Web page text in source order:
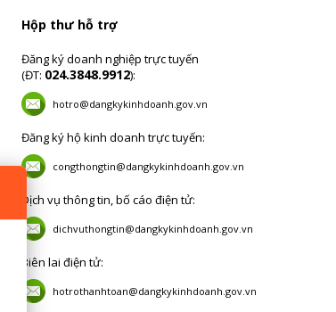
Hộp thư hỗ trợ
Đăng ký doanh nghiệp trực tuyến
(ĐT: 024.3848.9912):
hotro@dangkykinhdoanh.gov.vn
Đăng ký hộ kinh doanh trực tuyến:
congthongtin@dangkykinhdoanh.gov.vn
Dịch vụ thông tin, bố cáo điện tử:
dichvuthongtin@dangkykinhdoanh.gov.vn
Biên lai điện tử:
hotrothanhtoan@dangkykinhdoanh.gov.vn